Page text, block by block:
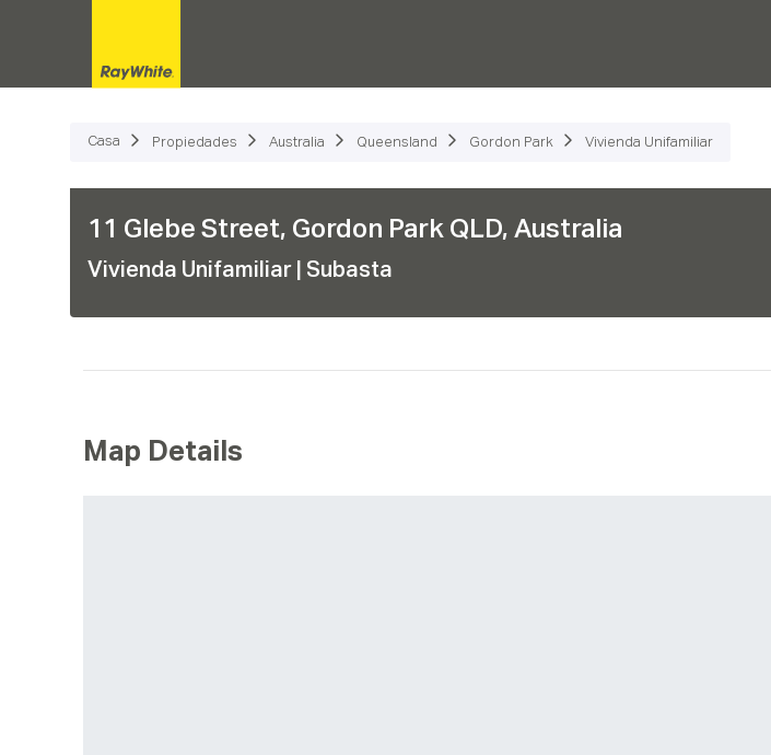
Casa Propiedades Australia Queensland Gordon Park Vivienda Unifamiliar
11 Glebe Street, Gordon Park QLD, Australia
Vivienda Unifamiliar | Subasta
Map Details